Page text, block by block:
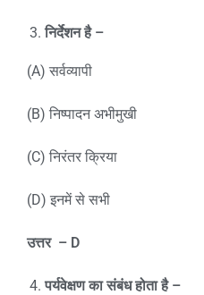
निर्देशन है –
(A) सर्वव्यापी
(B) निष्पादन अभीमुखी
(C) निरंतर क्रिया
(D) इनमें से सभी
उत्तर– D
पर्यवेक्षण का संबंध होता है –